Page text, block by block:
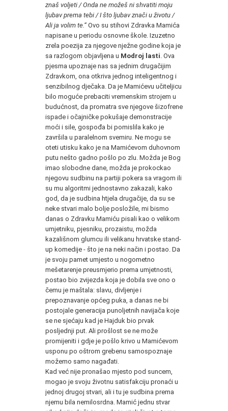
znaš voljeti / Onda ne možeš ni shvatiti moju
ljubav prema tebi / I što ljubav znači u životu /
Ali ja volim te.“ Ovo su stihovi Zdravka Mamića
napisane u periodu osnovne škole. Izuzetno
zrela poezija za njegove nježne godine koja je
sa razlogom objavljena u Modroj lasti . Ova
pjesma upoznaje nas sa jednim drugačijim
Zdravkom, ona otkriva jednog inteligentnog i
senzibilnog dječaka. Da je Mamićevu učiteljicu
bilo moguće prebaciti vremenskim strojem u
budućnost, da promatra sve njegove šizofrene
ispade i očajničke pokušaje demonstracije
moći i sile, gospođa bi pomislila kako je
završila u paralelnom svemiru. Ne mogu se
oteti utisku kako je na Mamićevom duhovnom
putu nešto gadno pošlo po zlu. Možda je Bog
imao slobodne dane, možda je prokockao
njegovu sudbinu na partiji pokera sa vragom ili
su mu algoritmi jednostavno zakazali, kako
god, da je sudbina htjela drugačije, da su se
neke stvari malo bolje posložile, mi bismo
danas o Zdravku Mamiću pisali kao o velikom
umjetniku, pjesniku, prozaistu, možda
kazališnom glumcu ili velikanu hrvatske stand-
up komedije - što je na neki način i postao. Da
je svoju pamet umjesto u nogometno
mešetarenje preusmjerio prema umjetnosti,
postao bio zvijezda koja je dobila sve ono o
čemu je maštala: slavu, divljenje i
prepoznavanje općeg puka, a danas ne bi
postojale generacija punoljetnih navijača koje
se ne sjećaju kad je Hajduk bio prvak
posljednji put. Ali prošlost se ne može
promijeniti i gdje je pošlo krivo u Mamićevom
usponu po oštrom grebenu samospoznaje
možemo samo nagađati.
Kad već nije pronašao mjesto pod suncem,
mogao je svoju životnu satisfakciju pronaći u
jednoj drugoj stvari, ali i tu je sudbina prema
njemu bila nemilosrdna. Mamić jednu stvar